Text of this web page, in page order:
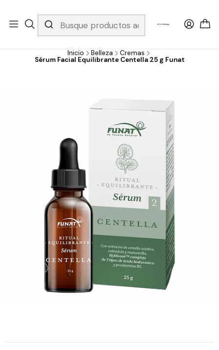
Whatsapp 3229079958/ Fijo 6019251796 / Envios a todo el país y
gratis apartir de 199.000!
Inicio Belleza
Cremas
Sérum Facial Equilibrante Centella 25 g Funat